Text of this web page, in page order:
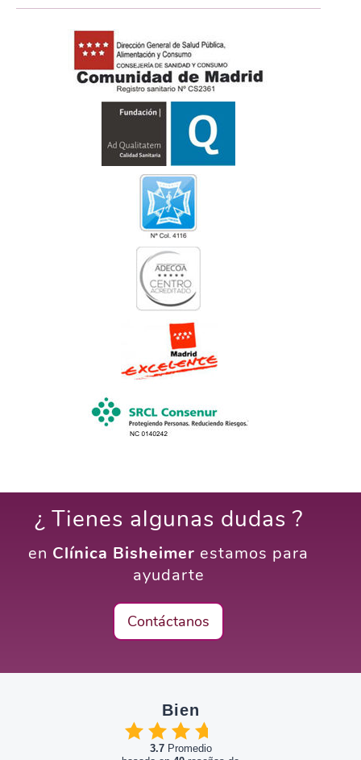
¿ Tienes algunas dudas ?
en Clínica Bisheimer estamos para
ayudarte
Contáctanos
Bien
3.7Promedio